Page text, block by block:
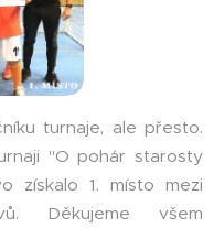
turnaje, ale přesto.
"O pohár starosty
získalo 1. místo mezi
Děkujeme všem